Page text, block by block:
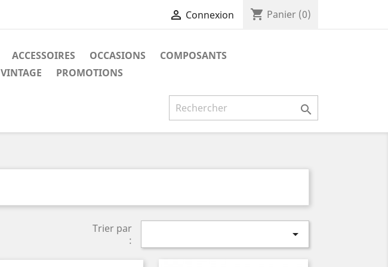
 Connexion shopping_cart Panier (0)
ACCESSOIRES OCCASIONS
COMPOSANTS
VINTAGE PROMOTIONS

Trier par
:
